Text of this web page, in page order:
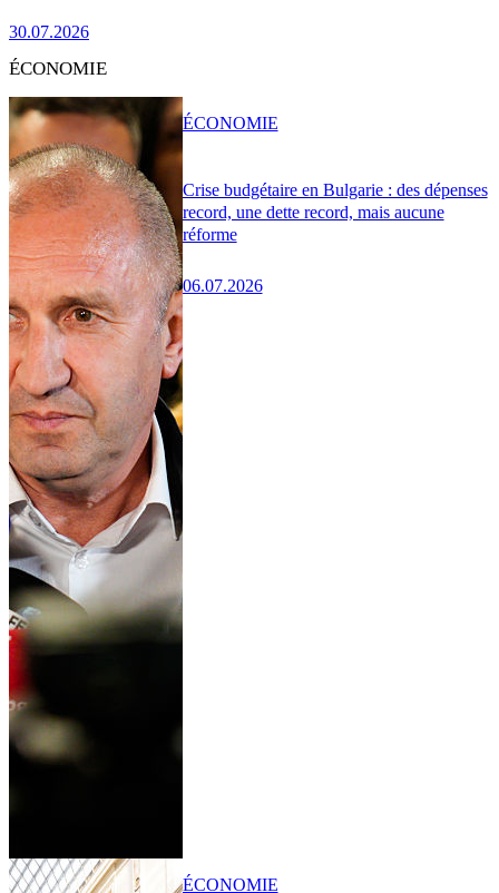
30.07.2026
ÉCONOMIE
Crise budgétaire en Bulgarie : des dépenses
record, une dette record, mais aucune
réforme
06.07.2026
ÉCONOMIE
ÉCONOMIE